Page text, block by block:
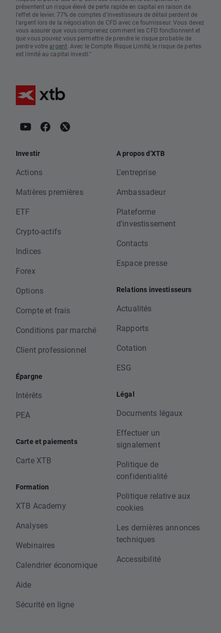
présentent un risque élevé de perte rapide en capital en raison de
l'effet de levier. 77% de comptes d'investisseurs de détail perdent de
l'argent lors de la négociation de CFD avec ce fournisseur. Vous devez
vous assurer que vous comprenez comment les CFD fonctionnent et
que vous pouvez vous permettre de prendre le risque probable de
perdre votre argent. Avec le Compte Risque Limité, le risque de pertes
est limité au capital investi."
Investir
Actions
Matières premières
ETF
Crypto-actifs
Indices
Forex
Options
Compte et frais
Conditions par marché
Client professionnel
Épargne
Intérêts
PEA
Carte et paiements
Carte XTB
Formation
XTB Academy
Analyses
Webinaires
Calendrier économique
Aide
Sécurité en ligne
A propos d'XTB
L'entreprise
Ambassadeur
Plateforme
d'investissement
Contacts
Espace presse
Relations investisseurs
Actualités
Rapports
Cotation
ESG
Légal
Documents légaux
Effectuer un
signalement
Politique de
confidentialité
Politique relative aux
cookies
Les dernières annonces
techniques
Accessibilité